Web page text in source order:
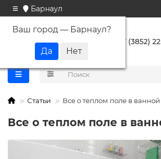
Барнаул
Ваш город — Барнаул?
+7 (3852)
Статьи Все о теплом поле в ванной
Все о теплом поле в